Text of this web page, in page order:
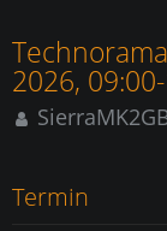
2026,
Termin